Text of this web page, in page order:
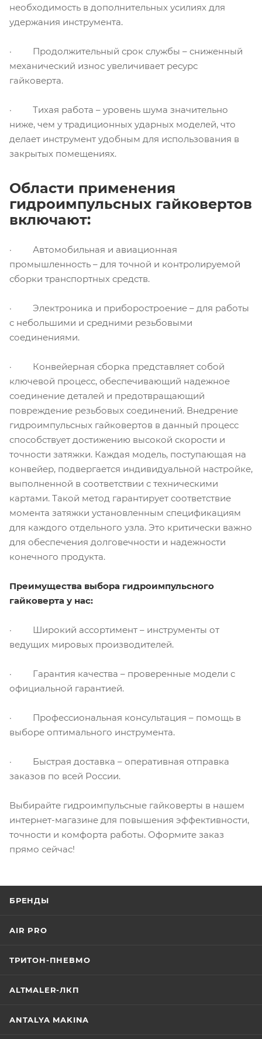
необходимость в дополнительных усилиях для
удержания инструмента.
· Продолжительный срок службы – сниженный
механический износ увеличивает ресурс
гайковерта.
· Тихая работа – уровень шума значительно
ниже, чем у традиционных ударных моделей, что
делает инструмент удобным для использования в
закрытых помещениях.
Области применения
гидроимпульсных гайковертов
включают:
· Автомобильная и авиационная
промышленность – для точной и контролируемой
сборки транспортных средств.
· Электроника и приборостроение – для работы
с небольшими и средними резьбовыми
соединениями.
· Конвейерная сборка представляет собой
ключевой процесс, обеспечивающий надежное
соединение деталей и предотвращающий
повреждение резьбовых соединений. Внедрение
гидроимпульсных гайковертов в данный процесс
способствует достижению высокой скорости и
точности затяжки. Каждая модель, поступающая на
конвейер, подвергается индивидуальной настройке,
выполненной в соответствии с техническими
картами. Такой метод гарантирует соответствие
момента затяжки установленным спецификациям
для каждого отдельного узла. Это критически важно
для обеспечения долговечности и надежности
конечного продукта.
Преимущества выбора гидроимпульсного
гайковерта у нас:
· Широкий ассортимент – инструменты от
ведущих мировых производителей.
· Гарантия качества – проверенные модели с
официальной гарантией.
· Профессиональная консультация – помощь в
выборе оптимального инструмента.
· Быстрая доставка – оперативная отправка
заказов по всей России.
Выбирайте гидроимпульсные гайковерты в нашем
интернет-магазине для повышения эффективности,
точности и комфорта работы. Оформите заказ
прямо сейчас!
БРЕНДЫ
AIR PRO
ТРИТОН-ПНЕВМО
ALTMALER-ЛКП
ANTALYA MAKINA